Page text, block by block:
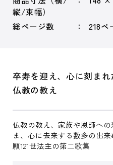
縦/束幅）
総ページ数 218ペ
卒寿を迎え、心に刻まれ
仏教の教え
仏教の教え、家族や恩師へ
ま、心に去来する数多の出
願121世法主の第二歌集